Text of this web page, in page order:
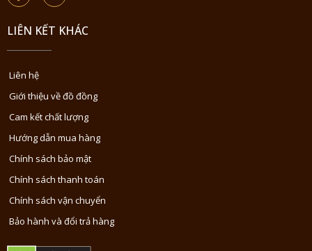
LIÊN KẾT KHÁC
Liên hệ
Giới thiệu về đồ đồng
Cam kết chất lượng
Hướng dẫn mua hàng
Chính sách bảo mật
Chính sách thanh toán
Chính sách vận chuyển
Bảo hành và đổi trả hàng